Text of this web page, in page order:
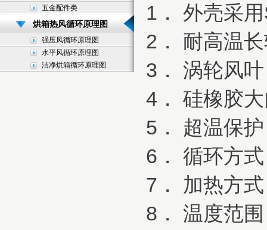
五金配件类
烘箱热风循环原理图
强压风循环原理图
水平风循环原理图
洁净烘箱循环原理图
1． 外壳采
2． 耐高温
3． 涡轮风叶
4． 硅橡胶
5． 超温保
6． 循环方
7． 加热方
8． 温度范